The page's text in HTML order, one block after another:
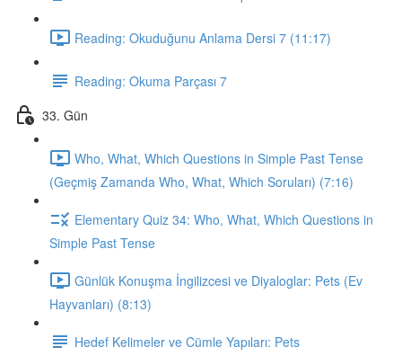
Reading: Okuduğunu Anlama Dersi 7 (11:17)
Reading: Okuma Parçası 7
33. Gün
Who, What, Which Questions in Simple Past Tense
(Geçmiş Zamanda Who, What, Which Soruları) (7:16)
Elementary Quiz 34: Who, What, Which Questions in
Simple Past Tense
Günlük Konuşma İngilizcesi ve Diyaloglar: Pets (Ev
Hayvanları) (8:13)
Hedef Kelimeler ve Cümle Yapıları: Pets